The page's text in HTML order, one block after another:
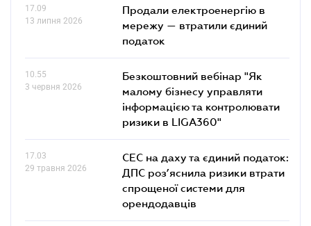
17.09
13 липня 2026
Продали електроенергію в
мережу — втратили єдиний
податок
10.55
3 червня 2026
Безкоштовний вебінар "Як
малому бізнесу управляти
інформацією та контролювати
ризики в LIGA360"
17.03
29 травня 2026
СЕС на даху та єдиний податок:
ДПС роз’яснила ризики втрати
спрощеної системи для
орендодавців